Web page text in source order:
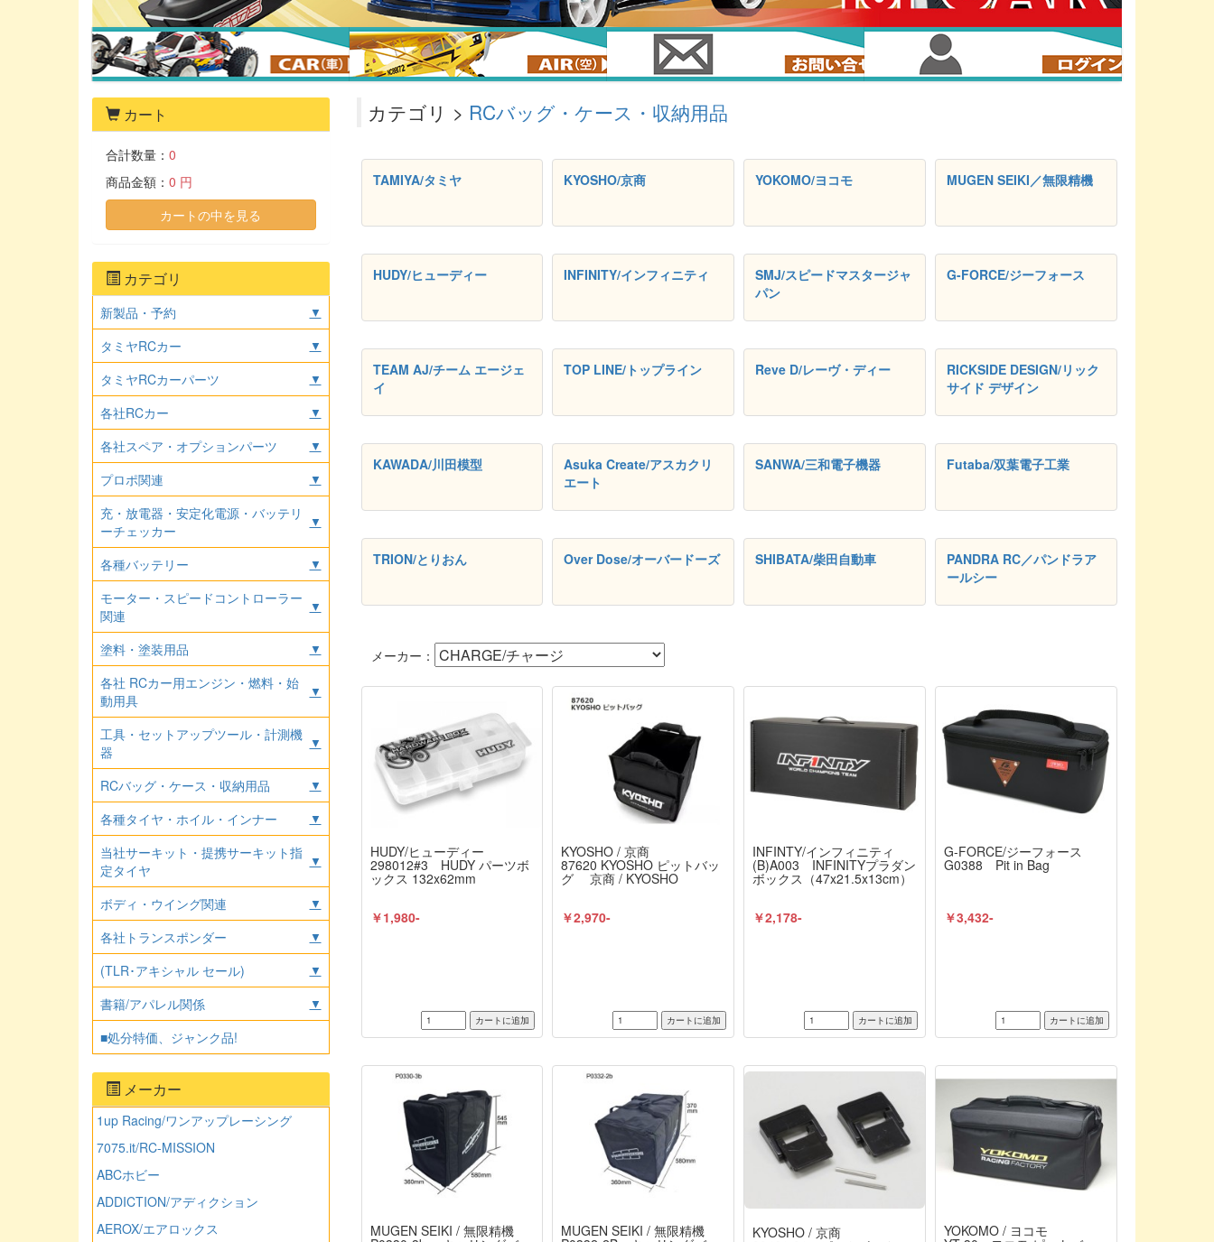
カテゴリ > RCバッグ・ケース・収納用品
TAMIYA/タミヤ KYOSHO/京商 YOKOMO/ヨコモ MUGEN SEIKI／無限精機
HUDY/ヒューディー INFINITY/インフィニティ
SMJ/スピードマスタージャ
パン
G-FORCE/ジーフォース
TEAM AJ/チーム エージェ
イ
TOP LINE/トップライン Reve D/レーヴ・ディー
RICKSIDE DESIGN/リック
サイド デザイン
KAWADA/川田模型
Asuka Create/アスカクリ
エート
SANWA/三和電子機器 Futaba/双葉電子工業
TRION/とりおん Over Dose/オーバードーズ SHIBATA/柴田自動車
PANDRA RC／パンドラア
ールシー
メーカー：
HUDY/ヒューディー
298012#3 HUDY パーツボ
ックス 132x62mm
￥1,980-
KYOSHO / 京商
87620 KYOSHO ピットバッ
グ 京商 / KYOSHO
￥2,970-
INFINTY/インフィニティ
(B)A003 INFINITYプラダン
ボックス（47x21.5x13cm）
￥2,178-
G-FORCE/ジーフォース
G0388 Pit in Bag
￥3,432-
MUGEN SEIKI / 無限精機 MUGEN SEIKI / 無限精機 KYOSHO / 京商 YOKOMO / ヨコモ
カート
合計数量： 0
商品金額： 0 円
カートの中を見る
カテゴリ
新製品・予約 ▼
タミヤRCカー ▼
タミヤRCカーパーツ ▼
各社RCカー ▼
各社スペア・オプションパーツ ▼
プロポ関連 ▼
充・放電器・安定化電源・バッテリ
ーチェッカー
▼
各種バッテリー ▼
モーター・スピードコントローラー
関連
▼
塗料・塗装用品 ▼
各社 RCカー用エンジン・燃料・始
動用具
▼
工具・セットアップツール・計測機
器
▼
RCバッグ・ケース・収納用品 ▼
各種タイヤ・ホイル・インナー ▼
当社サーキット・提携サーキット指
定タイヤ
▼
ボディ・ウイング関連 ▼
各社トランスポンダー ▼
(TLR･アキシャル セール) ▼
書籍/アパレル関係 ▼
■処分特価、ジャンク品!
メーカー
1up Racing/ワンアップレーシング
7075.it/RC-MISSION
ABCホビー
ADDICTION/アディクション
AEROX/エアロックス